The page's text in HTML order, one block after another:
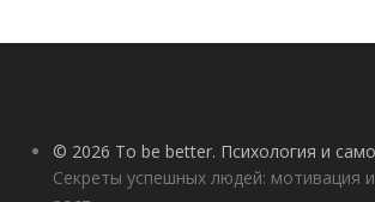
© 2026 To be better. Психология и
Секреты успешных людей: мотивация